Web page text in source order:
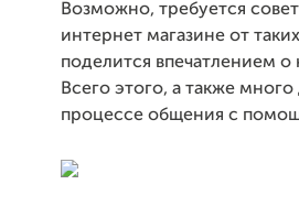
Возможно, требуется
интернет магазине от
поделится впечатлением
Всего этого, а также
процессе общения с